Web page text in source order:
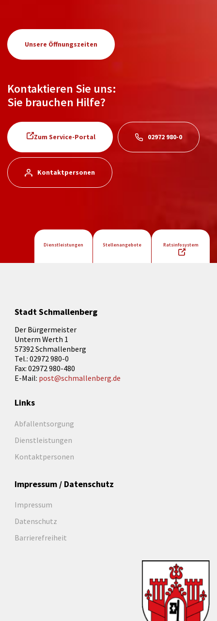
Unsere Öffnungszeiten
Kontaktieren Sie uns:
Sie brauchen Hilfe?
Zum Service-Portal 02972 980-0
Kontaktpersonen
Dienstleistungen Stellenangebote Ratsinfosystem
Stadt Schmallenberg
Der Bürgermeister
Unterm Werth 1
57392 Schmallenberg
Tel.: 02972 980-0
Fax: 02972 980-480
E-Mail: post@schmallenberg.de
Links
Abfallentsorgung
Dienstleistungen
Kontaktpersonen
Impressum / Datenschutz
Impressum
Datenschutz
Barrierefreiheit